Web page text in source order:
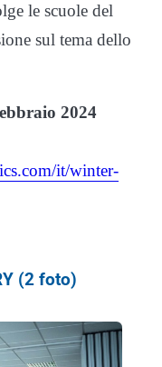
le scuole del
sul tema dello
2024
it/winter-
(2 foto)